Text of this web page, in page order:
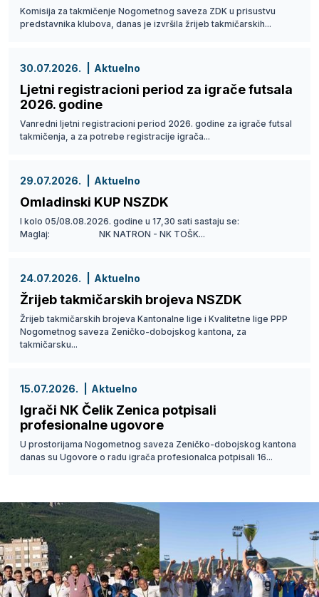
Komisija za takmičenje Nogometnog saveza ZDK u prisustvu
predstavnika klubova, danas je izvršila žrijeb takmičarskih...
30.07.2026. Aktuelno
Ljetni registracioni period za igrače futsala
2026. godine
Vanredni ljetni registracioni period 2026. godine za igrače futsal
takmičenja, a za potrebe registracije igrača...
29.07.2026. Aktuelno
Omladinski KUP NSZDK
I kolo 05/08.08.2026. godine u 17,30 sati sastaju se:
Maglaj: NK NATRON - NK TOŠK...
24.07.2026. Aktuelno
Žrijeb takmičarskih brojeva NSZDK
Žrijeb takmičarskih brojeva Kantonalne lige i Kvalitetne lige PPP
Nogometnog saveza Zeničko-dobojskog kantona, za
takmičarsku...
15.07.2026. Aktuelno
Igrači NK Čelik Zenica potpisali
profesionalne ugovore
U prostorijama Nogometnog saveza Zeničko-dobojskog kantona
danas su Ugovore o radu igrača profesionalca potpisali 16...